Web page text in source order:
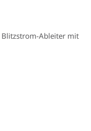
Ableiter mit